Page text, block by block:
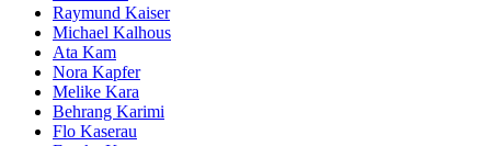
Raymund Kaiser
Michael Kalhous
Ata Kam
Nora Kapfer
Melike Kara
Behrang Karimi
Flo Kaserau